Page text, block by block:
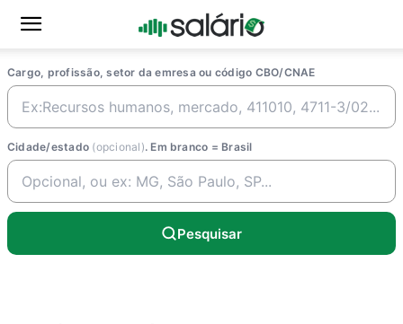
Cargo, profissão, setor da emresa ou código CBO/CNAE
Cidade/estado (opcional). Em branco = Brasil
Pesquisar